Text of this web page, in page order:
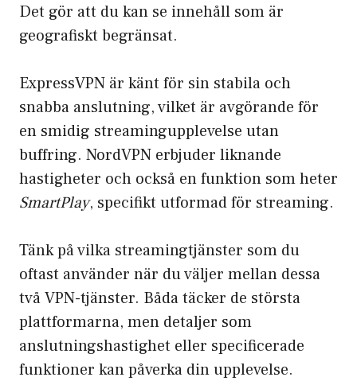
Det gör att du kan se innehåll som är
geografiskt begränsat.
ExpressVPN är känt för sin stabila och
snabba anslutning, vilket är avgörande för
en smidig streamingupplevelse utan
buffring. NordVPN erbjuder liknande
hastigheter och också en funktion som heter
SmartPlay, specifikt utformad för streaming.
Tänk på vilka streamingtjänster som du
oftast använder när du väljer mellan dessa
två VPN-tjänster. Båda täcker de största
plattformarna, men detaljer som
anslutningshastighet eller specificerade
funktioner kan påverka din upplevelse.